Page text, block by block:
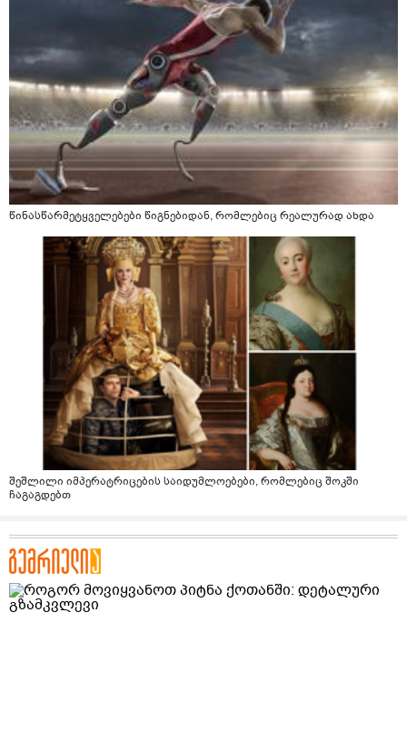
წინასწარმეტყველებები წიგნებიდან, რომლებიც რეალურად ახდა
შეშლილი იმპერატრიცების საიდუმლოებები, რომლებიც შოკში
ჩაგაგდებთ